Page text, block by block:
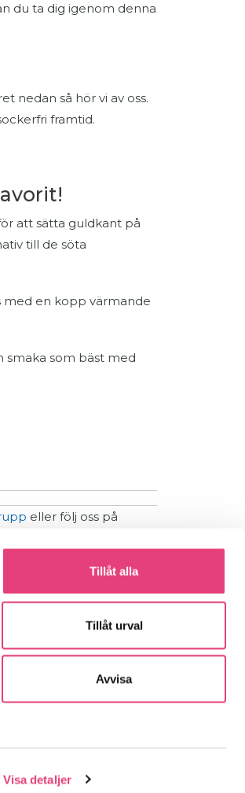
Visa detaljer
Tillåt alla
Tillåt urval
Avvisa
du ta dig igenom denna
nedan så hör vi av oss.
framtid.
att sätta guldkant på
till de söta
med en kopp värmande
smaka som bäst med
eller följ oss på
oss!